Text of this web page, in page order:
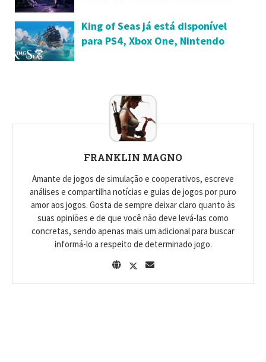
King of Seas já está disponível
para PS4, Xbox One, Nintendo
FRANKLIN MAGNO
Amante de jogos de simulação e cooperativos, escreve
análises e compartilha notícias e guias de jogos por puro
amor aos jogos. Gosta de sempre deixar claro quanto às
suas opiniões e de que você não deve levá-las como
concretas, sendo apenas mais um adicional para buscar
informá-lo a respeito de determinado jogo.